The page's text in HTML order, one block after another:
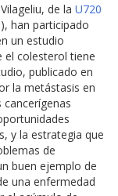
de la U720
han participado
un estudio
el colesterol tiene
publicado en
la metástasis en
y la estrategia que
de
buen ejemplo de
una enfermedad